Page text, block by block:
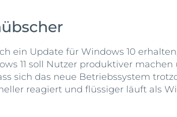
ein Update für Windows 10
11 soll Nutzer produktiver
sich das neue Betriebssystem
reagiert und flüssiger läuft als